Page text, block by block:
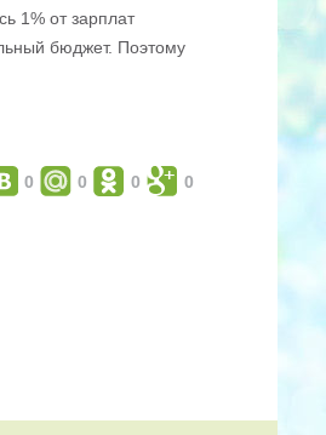
1% от зарплат
бюджет. Поэтому
0 0 0 0